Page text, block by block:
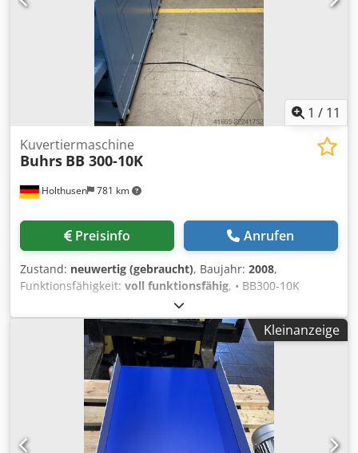
1 / 11
Holthusen 781 km
Kuvertiermaschine
Buhrs BB 300-10K
Preisinfo Anrufen
Zustand: neuwertig (gebraucht), Baujahr: 2008,
Funktionsfähigkeit: voll funktionsfähig, • BB300-10K
Kuvertiermodul "rechts" Bedienoberfläche BSC 2.0 •
Gutzuführung mit 6 Anlegerpositionen "rechts" • 4x
Rotationsanleger AT25 (auf Pos. 1 – 4) • 1x Hybridanleger
HF3 (auf Pos. 6) • 1x freier Anlegerplatz mit
Sicherheitshaube • lange Kettenumlenkung • 15“ Panel •
Keiper Ablageband 1,5m • Vorbereitung für Lesung auf
max. 6 Positionen • Vakuumschließstrecke mit integriertem
Aussteuerfach • 1x Wendeband • 1 x Kuvertautoloader •
D/V Druck-/Vakuumpumpe mit Schallschutz - Mit Müller
Kleinanzeige